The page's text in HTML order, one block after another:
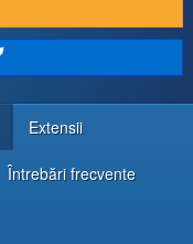
Extensii
Întrebări frecvente